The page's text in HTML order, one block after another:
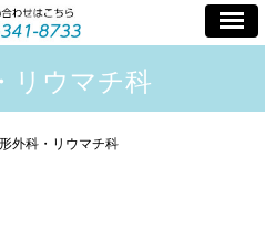
リウマチ科
外科・リウマチ科